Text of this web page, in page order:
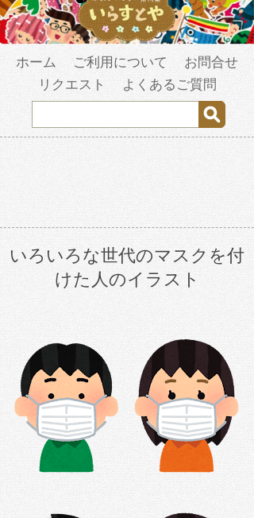
ホーム ご利用について
お問合せ
リクエスト
よくあるご質問
いろいろな世代のマスクを付
けた人のイラスト